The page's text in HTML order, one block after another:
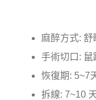
麻醉方式:
手術切口: 鼠
恢復期: 5~7
拆線: 7~10